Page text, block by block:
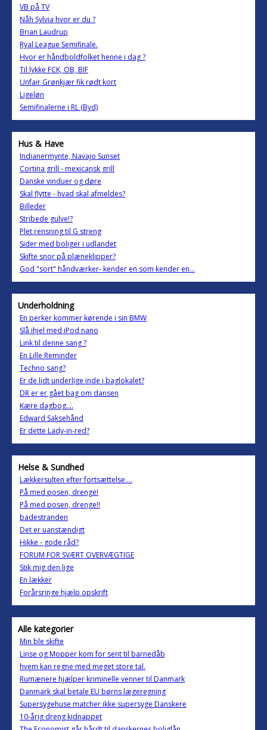
VB på TV
Nåh Sylvia hvor er du ?
Brian Laudrup
Ryal League Semifinale.
Hvor er håndboldfolket henne i dag ?
Til lykke FCK, OB, BIF
Unfair Grønkjær fik rødt kort
Ligeløn
Semifinalerne i RL (Byd)
Hus & Have
Indianermynte, Navajo Sunset
Cortina grill - mexicansk grill
Danske vinduer og døre
Skal flytte - hvad skal afmeldes?
Billeder
Stribede gulve!?
Plet rensning til G streng
Sider med boliger i udlandet
Skifte snor på plæneklipper?
God "sort" håndværker- kender en som kender en...
Underholdning
En perker kommer kørende i sin BMW
Slå ihjel med iPod nano
Link til denne sang ?
En Lille Reminder
Techno sang?
Er de lidt underlige inde i baglokalet?
DR er er gået bag om dansen
Kære dagbog....
Edward Saksehånd
Er dette Lady-in-red?
Helse & Sundhed
Lækkersulten efter fortsættelse....
På med posen, drenge!
På med posen, drenge!!
badestranden
Det er uanstændigt
Hikke - gode råd?
FORUM FOR SVÆRT OVERVÆGTIGE
Stik mig den lige
En lækker
Forårsringe hjælp opskrift
Alle kategorier
Min ble skifte
Linse og Mopper kom for sent til barnedåb
hvem kan regne med meget store tal.
Rumænere hjælper kriminelle venner til Danmark
Danmark skal betale EU børns lægeregning
Supersygehuse matcher ikke supersyge Danskere
10-årig dreng kidnappet